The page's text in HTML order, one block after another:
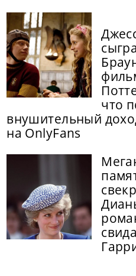
что
внушительный
на OnlyFans